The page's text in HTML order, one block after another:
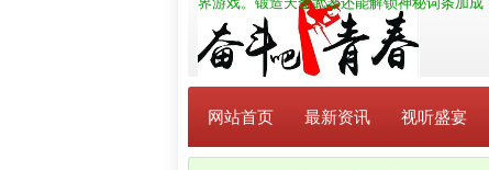
网站首页 最新资讯 视听盛宴